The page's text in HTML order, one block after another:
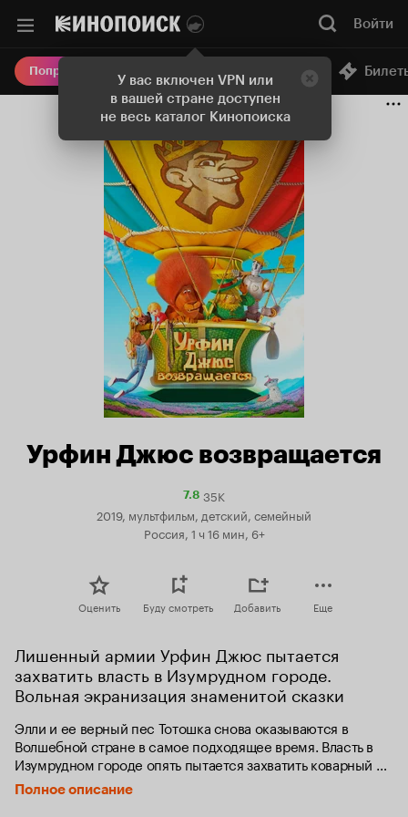
У вас включен VPN или
в вашей стране доступен
не весь каталог Кинопоиска
Войти
Попробовать Плюс Онлайн-кинотеатр
Урфин Джюс возвращается
7.8Рейтинг
Кинопоиска
7.8
35K
2019, мультфильм, детский, семейный
Россия, 1 ч 16 мин, 6+
Оценить Буду смотреть Добавить Еще
Лишенный армии Урфин Джюс пытается
захватить власть в Изумрудном городе.
Вольная экранизация знаменитой сказки
Элли и ее верный пес Тотошка снова оказываются в
Волшебной стране в самое подходящее время. Власть в
Изумрудном городе опять пытается захватить коварный
Урфин Джюс, который хоть и потерял армию деревянных
солдат, но не отказался от своей вредной привычки -
Полное описание